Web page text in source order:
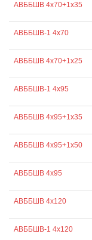
АВББШВ 4х70+1х35
АВББШВ-1 4х70
АВББШВ 4х70+1х25
АВББШВ-1 4х95
АВББШВ 4х95+1х35
АВББШВ 4х95+1х50
АВББШВ 4х95
АВББШВ 4х120
АВББШВ-1 4х120